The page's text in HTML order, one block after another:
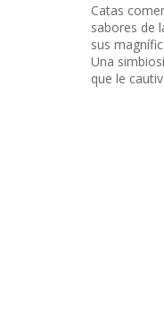
Catas
sabores de
sus
Una
que le